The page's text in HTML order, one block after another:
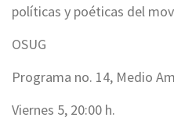
políticas y poéticas del
OSUG
Programa no. 14, Medio
Viernes 5, 20:00 h.